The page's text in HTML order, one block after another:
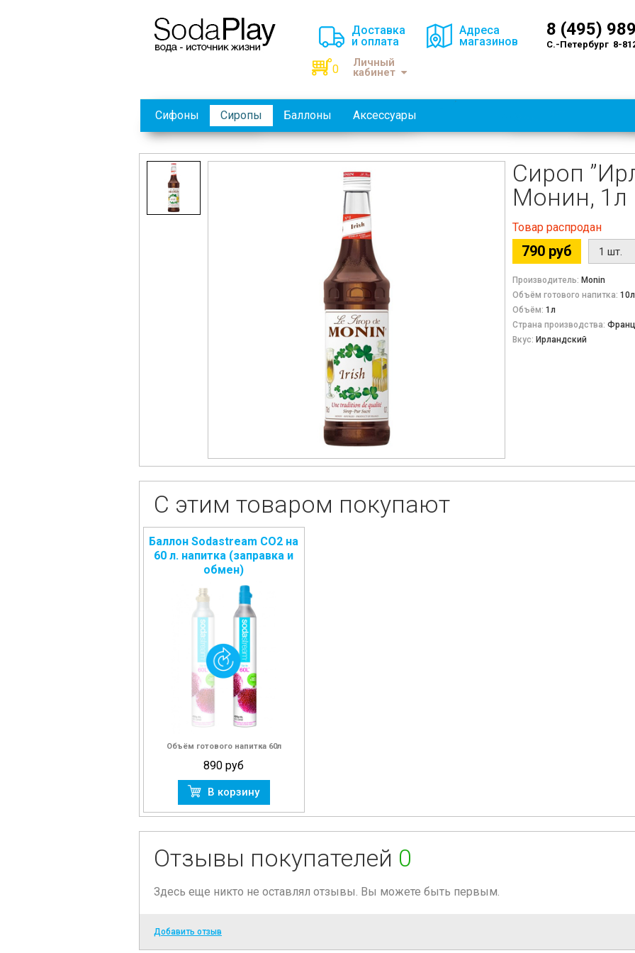
Доставка
и оплата
Адреса
магазинов
8 (495)
С.-Петербург 8-
0
Личный
кабинет
Сифоны Сиропы Баллоны Аксессуары
Сироп
Монин, 1л
Товар распродан
790 руб
Производитель: Monin
Объём готового напитка: 10л
Объём: 1л
Страна производства:
Вкус: Ирландский
С этим товаром покупают
Баллон Sodastream CO2 на
60 л. напитка (заправка и
обмен)
Объём готового напитка 60л
890 руб
В корзину
Отзывы покупателей 0
Здесь еще никто не оставлял отзывы. Вы можете быть первым.
Добавить отзыв